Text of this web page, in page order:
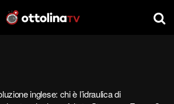
inglese: chi è l’idraulica di